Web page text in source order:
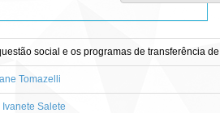
social e os programas de transferência
Tomazelli
Ivanete Salete